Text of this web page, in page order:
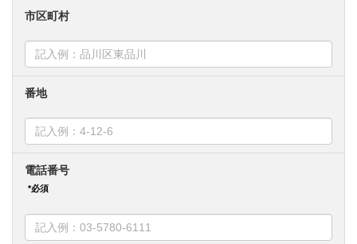
市区町村
番地
電話番号